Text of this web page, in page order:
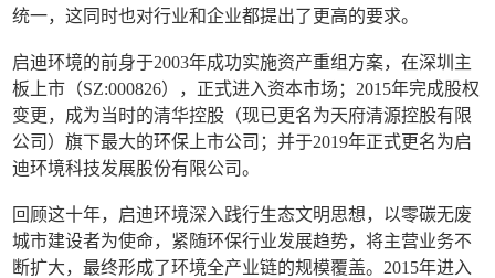
统一，这同时也对行业和企业都提出了更高的要求。
启迪环境的前身于2003年成功实施资产重组方案，在深圳主
板上市（SZ:000826），正式进入资本市场；2015年完成股权
变更，成为当时的清华控股（现已更名为天府清源控股有限
公司）旗下最大的环保上市公司；并于2019年正式更名为启
迪环境科技发展股份有限公司。
回顾这十年，启迪环境深入践行生态文明思想，以零碳无废
城市建设者为使命，紧随环保行业发展趋势，将主营业务不
断扩大，最终形成了环境全产业链的规模覆盖。2015年进入